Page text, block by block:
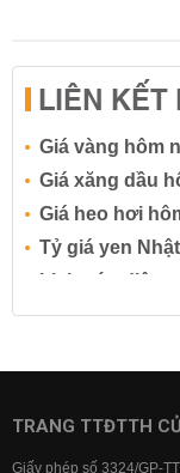
LIÊN
Giá vàng hôm
Giá xăng dầu
Giá heo hơi
Tỷ giá yen Nhật
Lịch cúp điện
Lãi suất tiết
Lãi suất ngân
TRANG TTĐTTH
Giấy phép số 3324/GP-